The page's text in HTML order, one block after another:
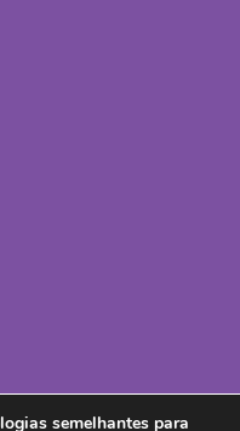
semelhantes para